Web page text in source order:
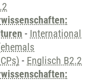
- International
- Englisch B2.2